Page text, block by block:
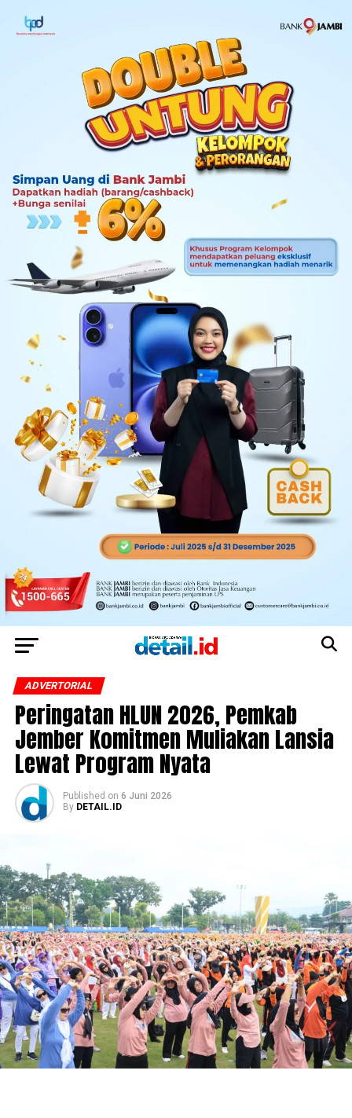
ADVERTORIAL
Peringatan HLUN 2026, Pemkab
Jember Komitmen Muliakan Lansia
Lewat Program Nyata
Published on 6 Juni 2026
By DETAIL.ID